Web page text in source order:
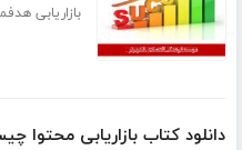
بازاریابی
دانلود کتاب بازاریابی محتوا